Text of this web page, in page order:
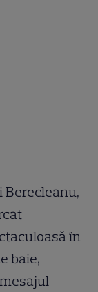
Berecleanu,
în
baie,